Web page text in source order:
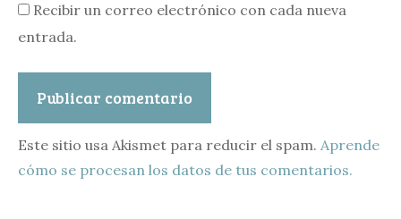
Recibir un correo electrónico con cada nueva
entrada.
Este sitio usa Akismet para reducir el spam. Aprende
cómo se procesan los datos de tus comentarios.